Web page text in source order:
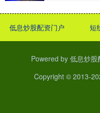
低息炒股配资门户 短
Powered by 低息炒股
Copyright © 2013-